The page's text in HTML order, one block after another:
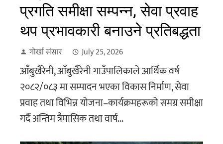
प्रगति समीक्षा सम्पन्न, सेवा प्रवाह
थप प्रभावकारी बनाउने प्रतिबद्धता
गोर्खा संसार July 25, 2026
आँबुखैरेनी, आँबुखैरेनी गाउँपालिकाले आर्थिक वर्ष
२०८२/०८३ मा सम्पादन भएका विकास निर्माण, सेवा
प्रवाह तथा विभिन्न योजना–कार्यक्रमहरूको समग्र समीक्षा
गर्दै अन्तिम त्रैमासिक तथा वार्ष...